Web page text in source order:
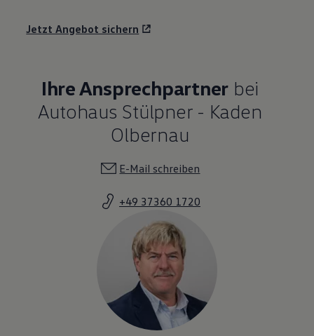
Jetzt Angebot sichern
Ihre Ansprechpartner bei
Autohaus Stülpner - Kaden
Olbernau
E-Mail schreiben
+49 37360 1720